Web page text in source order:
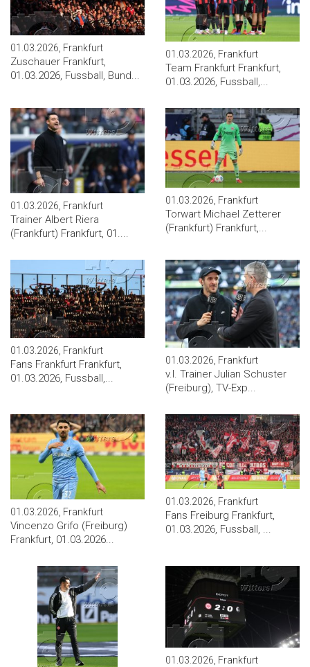
01.03.2026, Frankfurt
Zuschauer Frankfurt,
01.03.2026, Fussball, Bund...
01.03.2026, Frankfurt
Team Frankfurt Frankfurt,
01.03.2026, Fussball,...
01.03.2026, Frankfurt
Trainer Albert Riera
(Frankfurt) Frankfurt, 01....
01.03.2026, Frankfurt
Torwart Michael Zetterer
(Frankfurt) Frankfurt,...
01.03.2026, Frankfurt
Fans Frankfurt Frankfurt,
01.03.2026, Fussball,...
01.03.2026, Frankfurt
v.l. Trainer Julian Schuster
(Freiburg), TV-Exp...
01.03.2026, Frankfurt
Vincenzo Grifo (Freiburg)
Frankfurt, 01.03.2026...
01.03.2026, Frankfurt
Fans Freiburg Frankfurt,
01.03.2026, Fussball, ...
01.03.2026, Frankfurt